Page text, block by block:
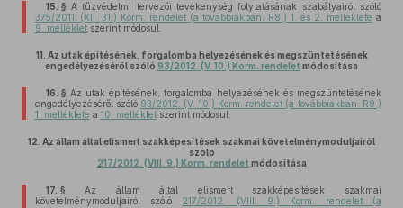
15. § A tűzvédelmi tervezői tevékenység folytatásának szabályairól szóló
375/2011. (XII. 31.) Korm. rendelet (a továbbiakban: R8.) 1. és 2. melléklete a
9. mellékletszerint módosul.
11. Az utak építésének, forgalomba helyezésének és megszüntetésének
engedélyezéséről szóló 93/2012. (V. 10.) Korm. rendelet módosítása
16. § Az utak építésének, forgalomba helyezésének és megszüntetésének
engedélyezéséről szóló 93/2012. (V. 10.) Korm. rendelet (a továbbiakban: R9.)
1. melléklete a 10. mellékletszerint módosul.
12. Az állam által elismert szakképesítések szakmai követelménymoduljairól
szóló
217/2012. (VIII. 9.) Korm. rendelet módosítása
17. § Az állam által elismert szakképesítések szakmai
követelménymoduljairól szóló 217/2012. (VIII. 9.) Korm. rendelet (a